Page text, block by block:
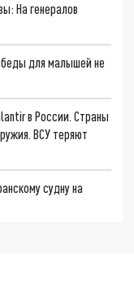
На генералов
беды для малышей не
в России. Страны
ВСУ теряют
судну на